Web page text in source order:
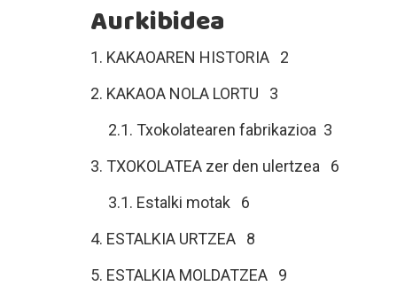
Aurkibidea
1. KAKAOAREN HISTORIA 2
2. KAKAOA NOLA LORTU 3
2.1. Txokolatearen fabrikazioa 3
3. TXOKOLATEA zer den ulertzea 6
3.1. Estalki motak 6
4. ESTALKIA URTZEA 8
5. ESTALKIA MOLDATZEA 9